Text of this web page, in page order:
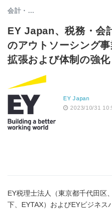
会計・…
EY Japan、税務・会
のアウトソーシング
拡張および体制の強化
EY Japan
2023/10/31
EY税理士法人（東京都千代田区
下、EYTAX）およびEYビジネ